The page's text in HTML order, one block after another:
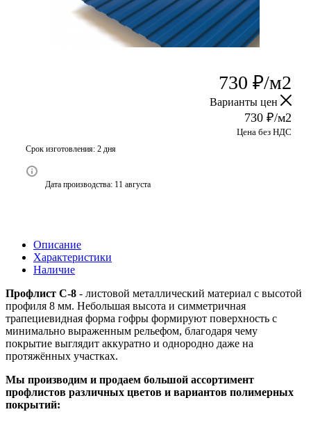
730 ₽/м2
Варианты цен
730 ₽/м2
Цена без НДС
Срок изготовления: 2 дня
Дата производства: 11 августа
Описание
Характеристики
Наличие
Профлист С-8 - листовой металлический материал с высотой
профиля 8 мм. Небольшая высота и симметричная
трапециевидная форма гофры формируют поверхность с
минимально выраженным рельефом, благодаря чему
покрытие выглядит аккуратно и однородно даже на
протяжённых участках.
Мы производим и продаем большой ассортимент
профлистов различных цветов и вариантов полимерных
покрытий: